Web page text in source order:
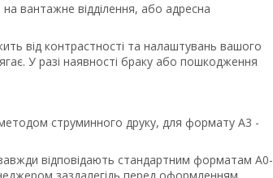
вантажне відділення, або адресна
від контрастності та налаштувань вашого
У разі наявності браку або пошкодження
струминного друку, для формату А3 -
завжди відповідають стандартним форматам А0-